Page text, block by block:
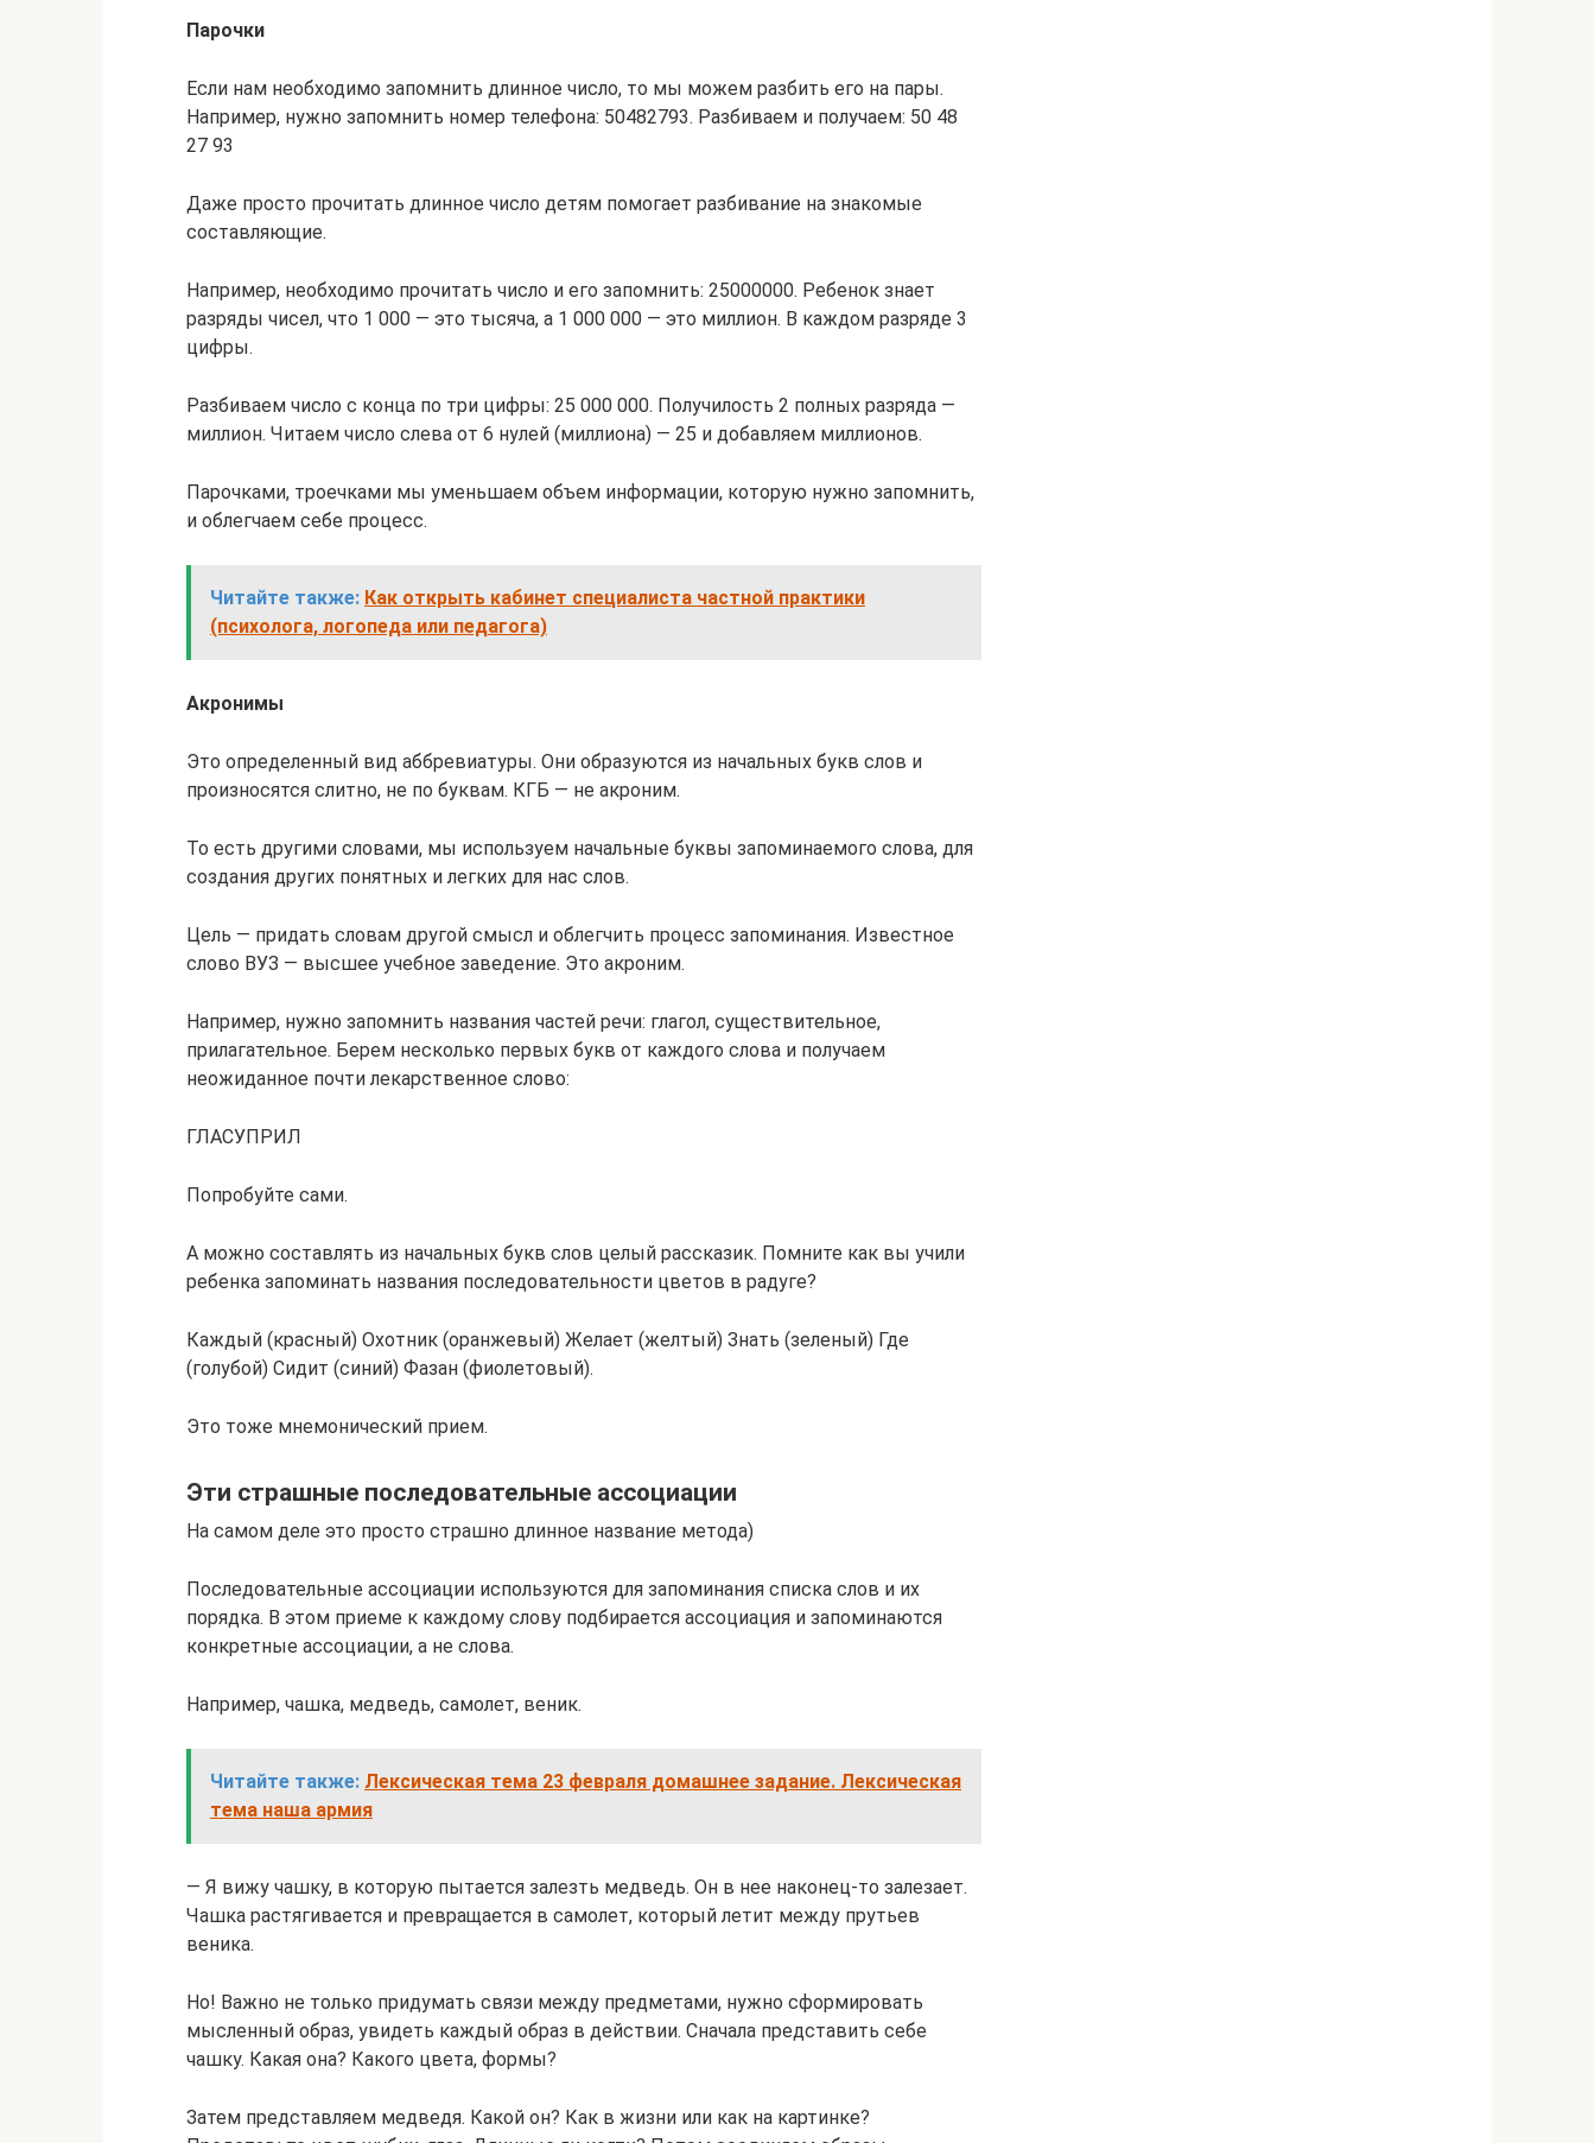
Парочки
Если нам необходимо запомнить длинное число, то мы можем разбить его на пары.
Например, нужно запомнить номер телефона: 50482793. Разбиваем и получаем: 50 48
27 93
Даже просто прочитать длинное число детям помогает разбивание на знакомые
составляющие.
Например, необходимо прочитать число и его запомнить: 25000000. Ребенок знает
разряды чисел, что 1 000 — это тысяча, а 1 000 000 — это миллион. В каждом разряде 3
цифры.
Разбиваем число с конца по три цифры: 25 000 000. Получилость 2 полных разряда —
миллион. Читаем число слева от 6 нулей (миллиона) — 25 и добавляем миллионов.
Парочками, троечками мы уменьшаем объем информации, которую нужно запомнить,
и облегчаем себе процесс.
Читайте также: Как открыть кабинет специалиста частной практики
(психолога, логопеда или педагога)
Акронимы
Это определенный вид аббревиатуры. Они образуются из начальных букв слов и
произносятся слитно, не по буквам. КГБ — не акроним.
То есть другими словами, мы используем начальные буквы запоминаемого слова, для
создания других понятных и легких для нас слов.
Цель — придать словам другой смысл и облегчить процесс запоминания. Известное
слово ВУЗ — высшее учебное заведение. Это акроним.
Например, нужно запомнить названия частей речи: глагол, существительное,
прилагательное. Берем несколько первых букв от каждого слова и получаем
неожиданное почти лекарственное слово:
ГЛАСУПРИЛ
Попробуйте сами.
А можно составлять из начальных букв слов целый рассказик. Помните как вы учили
ребенка запоминать названия последовательности цветов в радуге?
Каждый (красный) Охотник (оранжевый) Желает (желтый) Знать (зеленый) Где
(голубой) Сидит (синий) Фазан (фиолетовый).
Это тоже мнемонический прием.
Эти страшные последовательные ассоциации
На самом деле это просто страшно длинное название метода)
Последовательные ассоциации используются для запоминания списка слов и их
порядка. В этом приеме к каждому слову подбирается ассоциация и запоминаются
конкретные ассоциации, а не слова.
Например, чашка, медведь, самолет, веник.
Читайте также: Лексическая тема 23 февраля домашнее задание. Лексическая
тема наша армия
— Я вижу чашку, в которую пытается залезть медведь. Он в нее наконец-то залезает.
Чашка растягивается и превращается в самолет, который летит между прутьев
веника.
Но! Важно не только придумать связи между предметами, нужно сформировать
мысленный образ, увидеть каждый образ в действии. Сначала представить себе
чашку. Какая она? Какого цвета, формы?
Затем представляем медведя. Какой он? Как в жизни или как на картинке?